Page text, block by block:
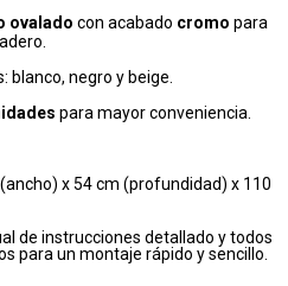
ovalado con acabado cromo para
blanco, negro y beige.
para mayor conveniencia.
x 54 cm (profundidad) x 110
de instrucciones detallado y todos
para un montaje rápido y sencillo.